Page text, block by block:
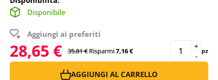
Disponibile
Aggiungi ai preferiti
28,65 € 35,81 € Risparmi7,16 € -
+ pz
AGGIUNGI AL CARRELLO